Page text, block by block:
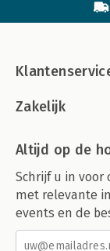
Zakelijk
Altijd op de
Schrijf u in voor
met relevante
events en de